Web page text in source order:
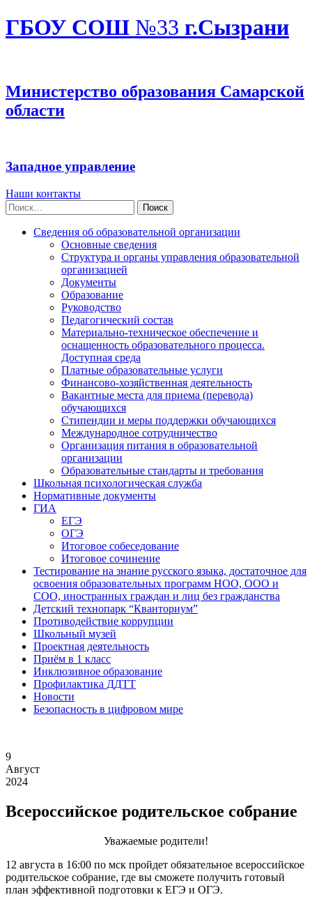
ГБОУ СОШ №33 г.Сызрани
Министерство образования Самарской
области
Западное управление
Наши контакты
Найти:
Сведения об образовательной организации
Основные сведения
Структура и органы управления образовательной
организацией
Документы
Образование
Руководство
Педагогический состав
Материально-техническое обеспечение и
оснащенность образовательного процесса.
Доступная среда
Платные образовательные услуги
Финансово-хозяйственная деятельность
Вакантные места для приема (перевода)
обучающихся
Стипендии и меры поддержки обучающихся
Международное сотрудничество
Организация питания в образовательной
организации
Образовательные стандарты и требования
Школьная психологическая служба
Нормативные документы
ГИА
ЕГЭ
ОГЭ
Итоговое собеседование
Итоговое сочинение
Тестирование на знание русского языка, достаточное для
освоения образовательных программ НОО, ООО и
СОО, иностранных граждан и лиц без гражданства
Детский технопарк “Кванториум”
Противодействие коррупции
Школьный музей
Проектная деятельность
Приём в 1 класс
Инклюзивное образование
Профилактика ДДТТ
Новости
Безопасность в цифровом мире
9
Август
2024
Всероссийское родительское собрание
Уважаемые родители!
12 августа в 16:00 по мск пройдет обязательное всероссийское
родительское собрание, где вы сможете получить готовый
план эффективной подготовки к ЕГЭ и ОГЭ.